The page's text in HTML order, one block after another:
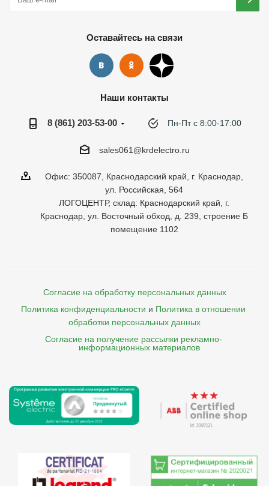
Оставайтесь на связи
Наши контакты
8 (861) 203-53-00 Пн-Пт с 8:00-17:00
sales061@krdelectro.ru
Офис: 350087, Краснодарский край, г. Краснодар,
ул. Российская, 564
ЛОГОЦЕНТР, склад: Краснодарский край, г.
Краснодар, ул. Восточный обход, д. 239, строение Б
помещение 1102
Согласие на обработку персональных данных
Политика конфиденциальности и Политика в отношении
обработки персональных данных
Согласие на получение рассылки рекламно-
    информационных материалов